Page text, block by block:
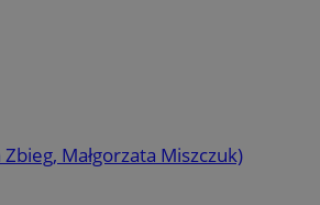
Zbieg, Małgorzata Miszczuk)